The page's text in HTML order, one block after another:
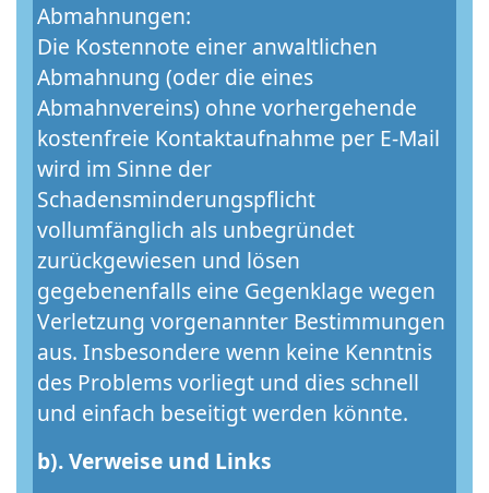
Abmahnungen:
Die Kostennote einer anwaltlichen
Abmahnung (oder die eines
Abmahnvereins) ohne vorhergehende
kostenfreie Kontaktaufnahme per E-Mail
wird im Sinne der
Schadensminderungspflicht
vollumfänglich als unbegründet
zurückgewiesen und lösen
gegebenenfalls eine Gegenklage wegen
Verletzung vorgenannter Bestimmungen
aus. Insbesondere wenn keine Kenntnis
des Problems vorliegt und dies schnell
und einfach beseitigt werden könnte.
b). Verweise und Links